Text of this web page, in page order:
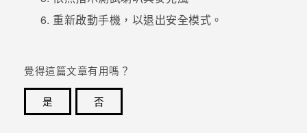
重新啟動手機，以退出安全模式 。
覺得這篇文章有用嗎？
是
否